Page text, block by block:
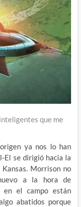
que me
ya nos lo han
El se dirigió hacia la
Morrison no
a la hora de
el campo están
abatidos porque